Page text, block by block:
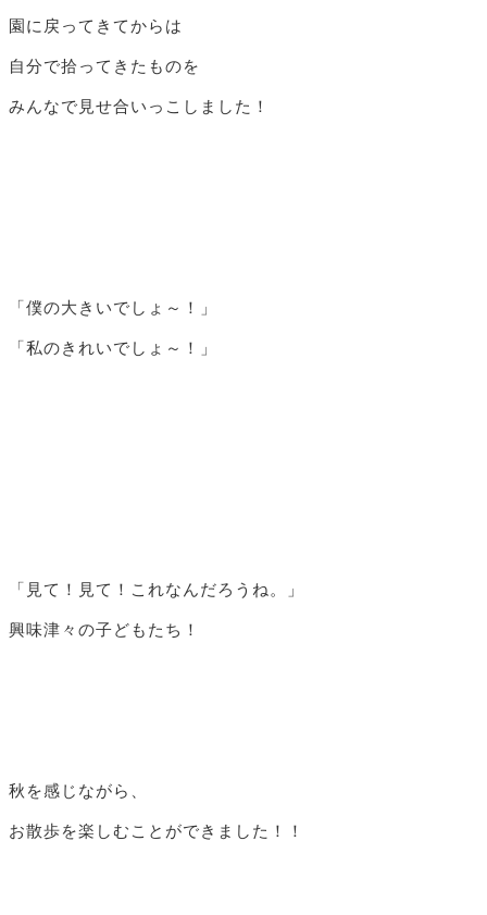
園に戻ってきてからは
自分で拾ってきたものを
みんなで見せ合いっこしました！
「僕の大きいでしょ～！」
「私のきれいでしょ～！」
「見て！見て！これなんだろうね。」
興味津々の子どもたち！
秋を感じながら、
お散歩を楽しむことができました！！